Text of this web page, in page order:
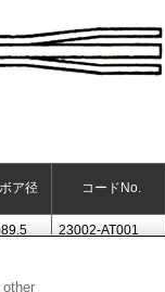
ボア径 コードNo.
23002-AT001